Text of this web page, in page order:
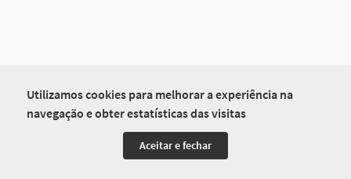
Utilizamos cookies para melhorar a experiência na
navegação e obter estatísticas das visitas
Aceitar e fechar